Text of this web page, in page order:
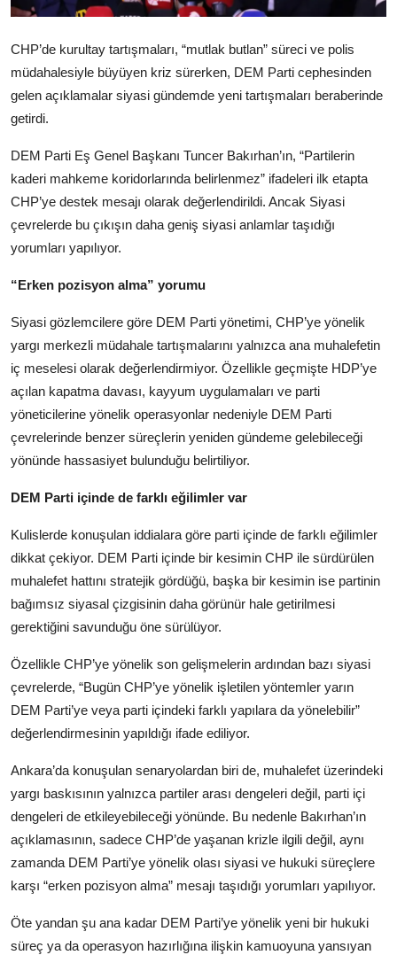
CHP’de kurultay tartışmaları, “mutlak butlan” süreci ve polis
müdahalesiyle büyüyen kriz sürerken, DEM Parti cephesinden
gelen açıklamalar siyasi gündemde yeni tartışmaları beraberinde
getirdi.
DEM Parti Eş Genel Başkanı Tuncer Bakırhan’ın, “Partilerin
kaderi mahkeme koridorlarında belirlenmez” ifadeleri ilk etapta
CHP’ye destek mesajı olarak değerlendirildi. Ancak Siyasi
çevrelerde bu çıkışın daha geniş siyasi anlamlar taşıdığı
yorumları yapılıyor.
“Erken pozisyon alma” yorumu
Siyasi gözlemcilere göre DEM Parti yönetimi, CHP’ye yönelik
yargı merkezli müdahale tartışmalarını yalnızca ana muhalefetin
iç meselesi olarak değerlendirmiyor. Özellikle geçmişte HDP’ye
açılan kapatma davası, kayyum uygulamaları ve parti
yöneticilerine yönelik operasyonlar nedeniyle DEM Parti
çevrelerinde benzer süreçlerin yeniden gündeme gelebileceği
yönünde hassasiyet bulunduğu belirtiliyor.
DEM Parti içinde de farklı eğilimler var
Kulislerde konuşulan iddialara göre parti içinde de farklı eğilimler
dikkat çekiyor. DEM Parti içinde bir kesimin CHP ile sürdürülen
muhalefet hattını stratejik gördüğü, başka bir kesimin ise partinin
bağımsız siyasal çizgisinin daha görünür hale getirilmesi
gerektiğini savunduğu öne sürülüyor.
Özellikle CHP’ye yönelik son gelişmelerin ardından bazı siyasi
çevrelerde, “Bugün CHP’ye yönelik işletilen yöntemler yarın
DEM Parti’ye veya parti içindeki farklı yapılara da yönelebilir”
değerlendirmesinin yapıldığı ifade ediliyor.
Ankara’da konuşulan senaryolardan biri de, muhalefet üzerindeki
yargı baskısının yalnızca partiler arası dengeleri değil, parti içi
dengeleri de etkileyebileceği yönünde. Bu nedenle Bakırhan’ın
açıklamasının, sadece CHP’de yaşanan krizle ilgili değil, aynı
zamanda DEM Parti’ye yönelik olası siyasi ve hukuki süreçlere
karşı “erken pozisyon alma” mesajı taşıdığı yorumları yapılıyor.
Öte yandan şu ana kadar DEM Parti’ye yönelik yeni bir hukuki
süreç ya da operasyon hazırlığına ilişkin kamuoyuna yansıyan